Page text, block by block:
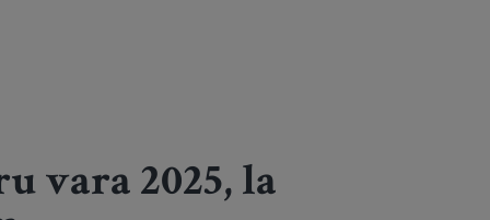
vara 2025, la